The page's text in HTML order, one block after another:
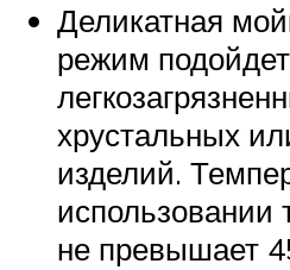
Деликатная
режим
хрустальных
изделий.
использовании
не превышает